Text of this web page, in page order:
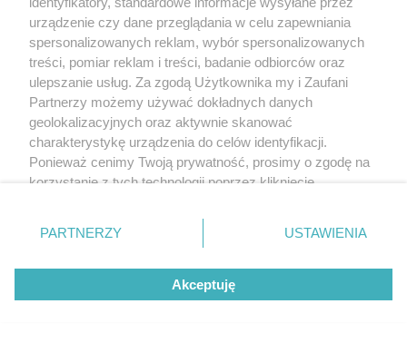
Daleko do pięciu porcji dziennie.
Badanie pokazuje, jak Polacy
naprawdę jedzą warzywa i owoce
TEKST SPONSOROWANY
urządzenie czy dane przeglądania w celu zapewniania
spersonalizowanych reklam, wybór spersonalizowanych
treści, pomiar reklam i treści, badanie odbiorców oraz
ulepszanie usług. Za zgodą Użytkownika my i Zaufani
Partnerzy możemy używać dokładnych danych
geolokalizacyjnych oraz aktywnie skanować
charakterystykę urządzenia do celów identyfikacji.
Ponieważ cenimy Twoją prywatność, prosimy o zgodę na
korzystanie z tych technologii poprzez kliknięcie
zmienić/wycofać klikając przycisk ustawień prywatności
znajdujący się w lewym dolnym rogu strony
rodzaje przetwarzania danych nie wymagają zgody
użytkownika, ale masz prawo sprzeciwić się takiemu
przetwarzaniu. Preferencje będą miały zastosowanie tylko
PARTNERZY USTAWIENIA
Akceptuję